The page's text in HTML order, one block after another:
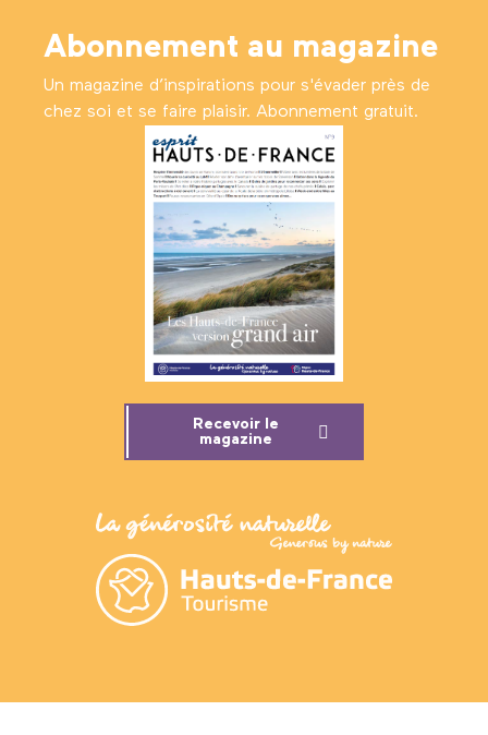
Abonnement au magazine
Un magazine d’inspirations pour s'évader près de
chez soi et se faire plaisir. Abonnement gratuit.
Recevoir le
magazine